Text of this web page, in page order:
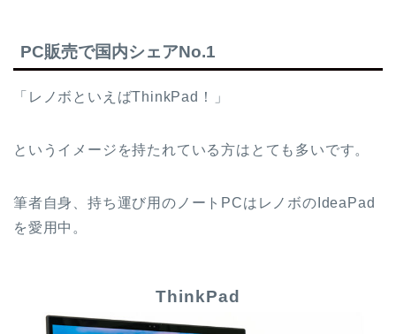
PC販売で国内シェアNo.1
「レノボといえばThinkPad！」
というイメージを持たれている方はとても多いです。
筆者自身、持ち運び用のノートPCはレノボのIdeaPad
を愛用中。
ThinkPad